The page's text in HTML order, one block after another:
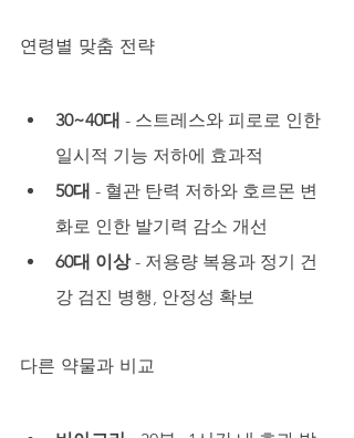
연령별 맞춤 전략
30~40대 - 스트레스와 피로로 인한
일시적 기능 저하에 효과적
50대 - 혈관 탄력 저하와 호르몬 변
화로 인한 발기력 감소 개선
60대 이상 - 저용량 복용과 정기 건
강 검진 병행, 안정성 확보
다른 약물과 비교